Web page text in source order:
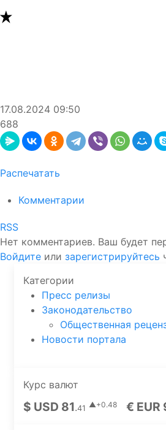
17.08.2024 09:50
688
Распечатать
Комментарии
RSS
Нет комментариев. Ваш будет
Войдите или зарегистрируйтесь
Категории
Пресс релизы
Законодательство
Общественная
Новости портала
Курс валют
$ USD 81.41 ▲+0.48 € EUR